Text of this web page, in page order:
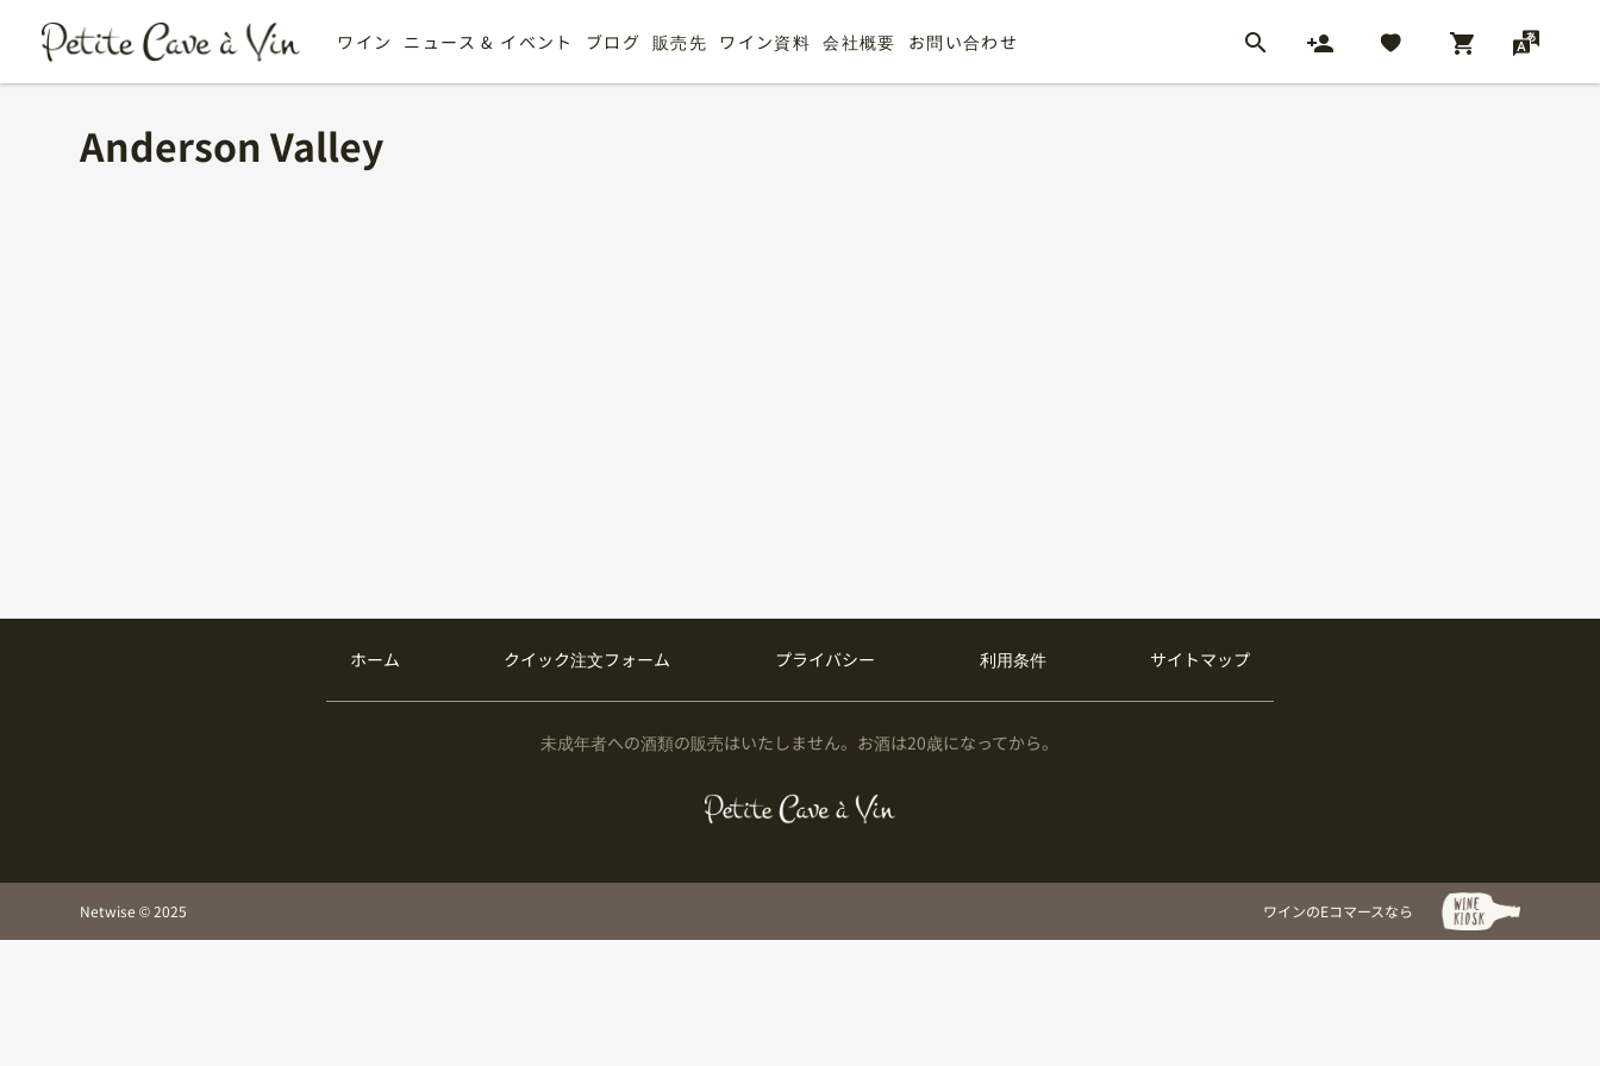
ワイン ニュース & イベント ブログ 販売先 ワイン資料 会社概要 お問い合わせ
Anderson Valley
ホーム クイック注文フォーム プライバシー 利用条件 サイトマップ
未成年者への酒類の販売はいたしません。お酒は20歳になってから。
Netwise © 2025 ワインのEコマースなら